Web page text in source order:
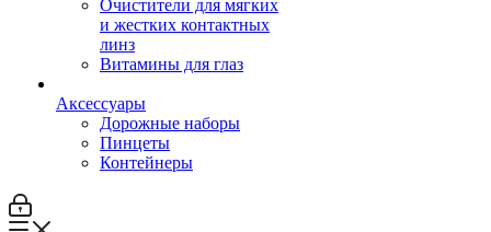
Очистители для мягких
и жестких контактных
линз
Витамины для глаз
Аксессуары
Дорожные наборы
Пинцеты
Контейнеры